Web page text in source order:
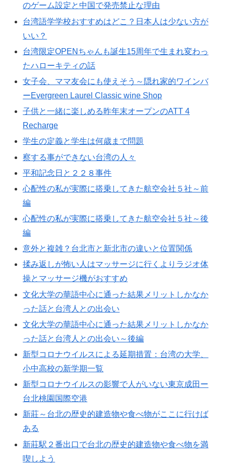
のゲーム設定と中国で発売禁止な理由
台湾語学学校おすすめはどこ？日本人は少ない方が
いい？
台湾限定OPENちゃんも誕生15周年で生まれ変わっ
たハローキティの話
女子会、ママ友会にも使えそう～隠れ家的ワインバ
ーEvergreen Laurel Classic wine Shop
子供と一緒に楽しめる昨年末オープンのATT 4
Recharge
学生の定義と学生は何歳まで問題
察する事ができない台湾の人々
平和記念日と２２８事件
心配性の私が実際に搭乗してきた航空会社５社～前
編
心配性の私が実際に搭乗してきた航空会社５社～後
編
意外と複雑？台北市と新北市の違いと位置関係
揉み返しが怖い人はマッサージに行くよりラジオ体
操とマッサージ機がおすすめ
文化大学の華語中心に通った結果メリットしかなか
った話と台湾人との出会い
文化大学の華語中心に通った結果メリットしかなか
った話と台湾人との出会い～後編
新型コロナウイルスによる延期措置：台湾の大学、
小中高校の新学期一覧
新型コロナウイルスの影響で人がいない東京成田ー
台北桃園国際空港
新莊～台北の歴史的建造物や食べ物がここに行けば
ある
新莊駅２番出口で台北の歴史的建造物や食べ物を満
喫しよう